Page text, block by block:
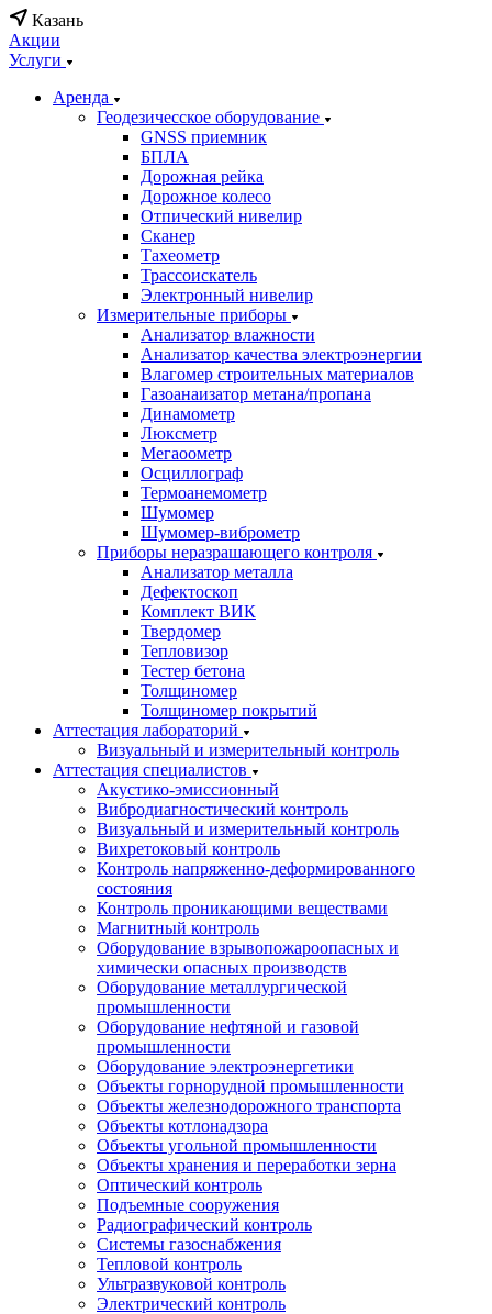
Казань
Акции
Услуги
Аренда
Геодезичесское оборудование
GNSS приемник
БПЛА
Дорожная рейка
Дорожное колесо
Отпический нивелир
Сканер
Тахеометр
Трассоискатель
Электронный нивелир
Измерительные приборы
Анализатор влажности
Анализатор качества электроэнергии
Влагомер строительных материалов
Газоанаизатор метана/пропана
Динамометр
Люксметр
Мегаоометр
Осциллограф
Термоанемометр
Шумомер
Шумомер-виброметр
Приборы неразрашающего контроля
Анализатор металла
Дефектоскоп
Комплект ВИК
Твердомер
Тепловизор
Тестер бетона
Толщиномер
Толщиномер покрытий
Аттестация лабораторий
Визуальный и измерительный контроль
Аттестация специалистов
Акустико-эмиссионный
Вибродиагностический контроль
Визуальный и измерительный контроль
Вихретоковый контроль
Контроль напряженно-деформированного
состояния
Контроль проникающими веществами
Магнитный контроль
Оборудование взрывопожароопасных и
химически опасных производств
Оборудование металлургической
промышленности
Оборудование нефтяной и газовой
промышленности
Оборудование электроэнергетики
Объекты горнорудной промышленности
Объекты железнодорожного транспорта
Объекты котлонадзора
Объекты угольной промышленности
Объекты хранения и переработки зерна
Оптический контроль
Подъемные сооружения
Радиографический контроль
Системы газоснабжения
Тепловой контроль
Ультразвуковой контроль
Электрический контроль